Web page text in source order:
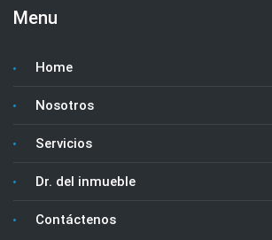
Menu
Home
Nosotros
Servicios
Dr. del inmueble
Contáctenos